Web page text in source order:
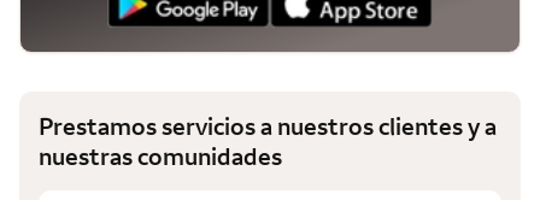
Prestamos servicios a nuestros clientes y a
nuestras comunidades